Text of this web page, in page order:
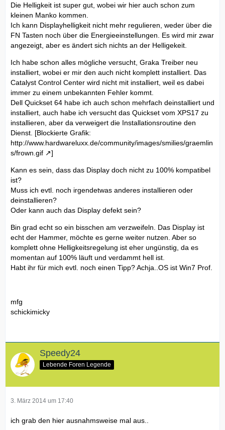
Die Helligkeit ist super gut, wobei wir hier auch schon zum
kleinen Manko kommen.
Ich kann Displayhelligkeit nicht mehr regulieren, weder über die
FN Tasten noch über die Energieeinstellungen. Es wird mir zwar
angezeigt, aber es ändert sich nichts an der Helligekeit.
Ich habe schon alles mögliche versucht, Graka Treiber neu
installiert, wobei er mir den auch nicht komplett installiert. Das
Catalyst Control Center wird nicht mit installiert, weil es dabei
immer zu einem unbekannten Fehler kommt.
Dell Quickset 64 habe ich auch schon mehrfach deinstalliert und
installiert, auch habe ich versucht das Quickset vom XPS17 zu
installieren, aber da verweigert die Installationsroutine den
Dienst. [Blockierte Grafik:
http://www.hardwareluxx.de/community/images/smilies/graemlin
s/frown.gif
]
Kann es sein, dass das Display doch nicht zu 100% kompatibel
ist?
Muss ich evtl. noch irgendetwas anderes installieren oder
deinstallieren?
Oder kann auch das Display defekt sein?
Bin grad echt so ein bisschen am verzweifeln. Das Display ist
echt der Hammer, möchte es gerne weiter nutzen. Aber so
komplett ohne Helligkeitsregelung ist eher ungünstig, da es
momentan auf 100% läuft und verdammt hell ist.
Habt ihr für mich evtl. noch einen Tipp? Achja..OS ist Win7 Prof.
mfg
schickimicky
Speedy24
Lebende Foren Legende
3. März 2014 um 17:40
ich grab den hier ausnahmsweise mal aus..